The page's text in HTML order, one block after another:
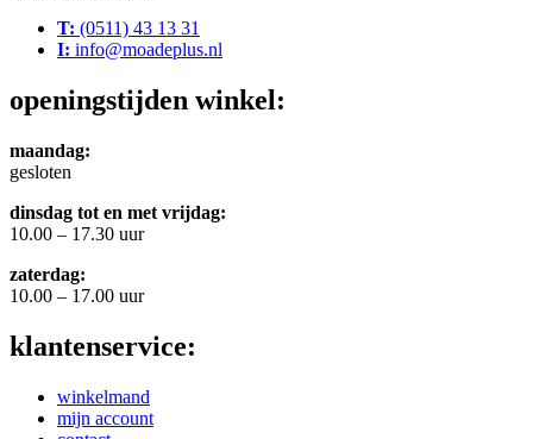
T: (0511) 43 13 31
I: info@moadeplus.nl
openingstijden winkel:
maandag:
gesloten
dinsdag tot en met vrijdag:
10.00 – 17.30 uur
zaterdag:
10.00 – 17.00 uur
klantenservice:
winkelmand
mijn account